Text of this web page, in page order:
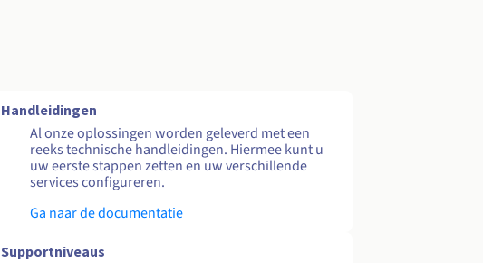
Handleidingen
Al onze oplossingen worden geleverd met een
reeks technische handleidingen. Hiermee kunt u
uw eerste stappen zetten en uw verschillende
services configureren.
Ga naar de documentatie
Supportniveaus